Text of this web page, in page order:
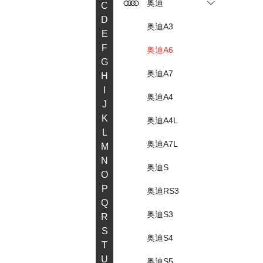
C
D
E
F
G
H
J
K
L
M
N
O
P
Q
R
S
T
U
奥迪
奥迪A3
奥迪A6
奥迪A7
奥迪A4
奥迪A4L
奥迪A7L
奥迪S
奥迪RS3
奥迪S3
奥迪S4